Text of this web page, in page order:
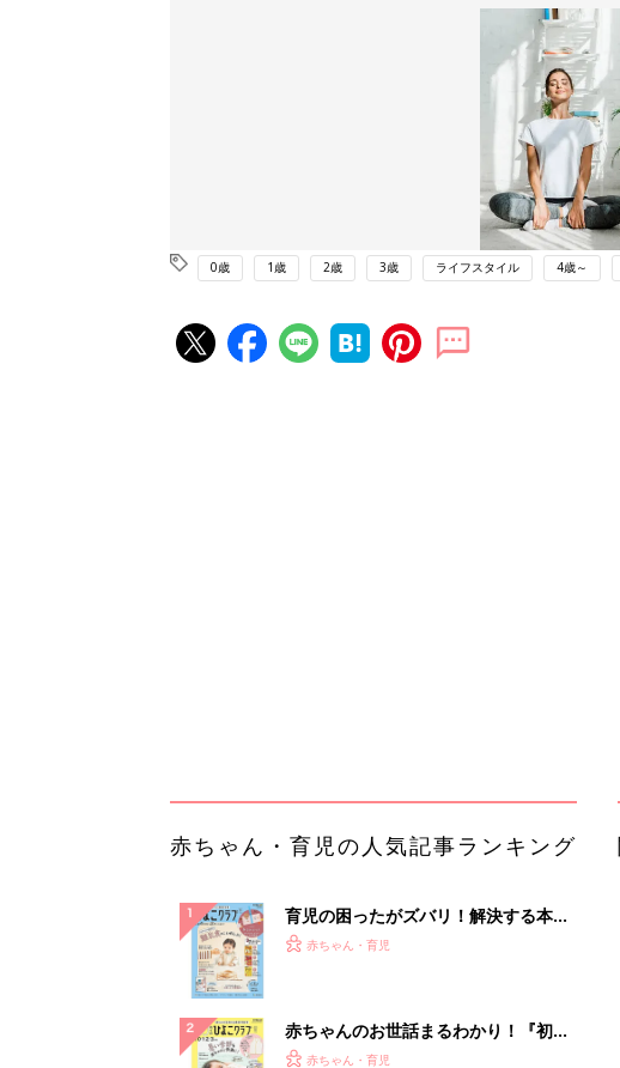
0歳 1歳 2歳 3歳 ライフスタイル 4歳～
0％OFF以上が続々登場！Amazonの
本気が...
PR（Amazon）
ランキングをもっと見る